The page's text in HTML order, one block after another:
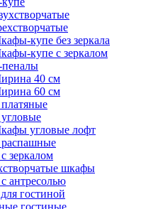
купе без зеркала
купе с зеркалом
40 см
60 см
угловые лофт
зеркалом
шкафы
антресолью
гостиной
гостиные